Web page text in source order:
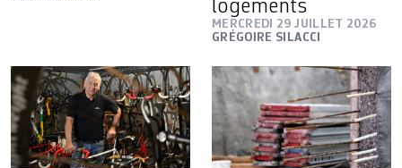
logements
MERCREDI 29 JUILLET 2026
GRÉGOIRE SILACCI